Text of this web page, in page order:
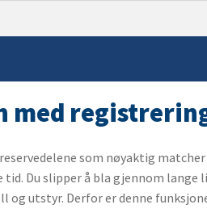
med
som nøyaktig
Du slipper å bla gjennom
og utstyr. Derfor er denne